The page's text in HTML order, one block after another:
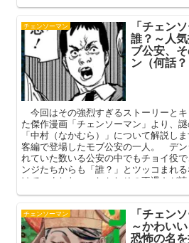
チェンソーマン 「チェン
誰？～人
ブ公安、
ン（何話
今回はその強烈すぎるストーリーと
た傑作漫画「チェンソーマン」より、
「中村（なかむら）」について解説し
客編で登場したモブ公安の一人。 デン
れていた数いる公安の中でもチョイ役
ンジたちからも「誰？」とツッコまれ
けていました。 しかしその不遇さが読
まいります。
チェンソーマン 「チェン
～かわい
恐怖の名